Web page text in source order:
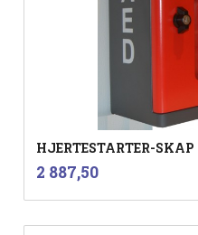
HJERTESTARTER-SKAP
Pris
2 887,50